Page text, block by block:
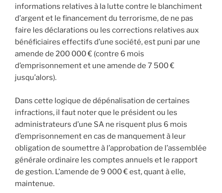
informations relatives à la lutte contre le blanchiment
d’argent et le financement du terrorisme, de ne pas
faire les déclarations ou les corrections relatives aux
bénéficiaires effectifs d’une société, est puni par une
amende de 200 000 € (contre 6 mois
d’emprisonnement et une amende de 7 500 €
jusqu’alors).
Dans cette logique de dépénalisation de certaines
infractions, il faut noter que le président ou les
administrateurs d’une SA ne risquent plus 6 mois
d’emprisonnement en cas de manquement à leur
obligation de soumettre à l’approbation de l’assemblée
générale ordinaire les comptes annuels et le rapport
de gestion. L’amende de 9 000 € est, quant à elle,
maintenue.